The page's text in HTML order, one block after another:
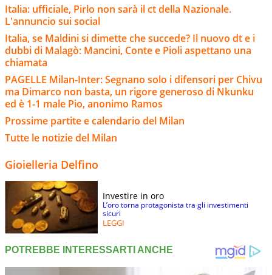
Italia: ufficiale, Pirlo non sarà il ct della Nazionale.
L'annuncio sui social
Italia, se Maldini si dimette che succede? Il nuovo dt e i
dubbi di Malagò: Mancini, Conte e Pioli aspettano una
chiamata
PAGELLE Milan-Inter: Segnano solo i difensori per Chivu
ma Dimarco non basta, un rigore generoso di Nkunku
ed è 1-1 male Pio, anonimo Ramos
Prossime partite e calendario del Milan
Tutte le notizie del Milan
Gioielleria Delfino
Investire in oro
L’oro torna protagonista tra gli investimenti
sicuri
LEGGI